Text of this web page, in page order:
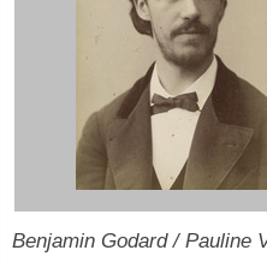
Benjamin Godard / Pauline